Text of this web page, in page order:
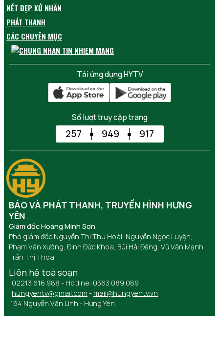
NÉT ĐẸP XỨ NHÃN
PHÁT THANH
CÁC CHUYÊN MỤC
Tải ứng dụng HYTV
Số lượt truy cập trang
257 949 917
BÁO VÀ PHÁT THANH, TRUYỀN HÌNH HƯNG
YÊN
Giám đốc Hoàng Minh Sơn
Phó giám đốc Nguyễn Thị Thu Hoài, Nguyễn Ngọc Luyện,
Phạm Văn Xướng, Đinh Đức Khoa, Bùi Hải Đăng, Vũ Văn Mạnh,
Trần Thị Thoa
Liên hệ toà soạn
02213 616 988 - Hotline: 0363 089 089
hungyentv@gmail.com - mail@hungyentv.vn
164 Nguyễn Văn Linh - Hưng Yên